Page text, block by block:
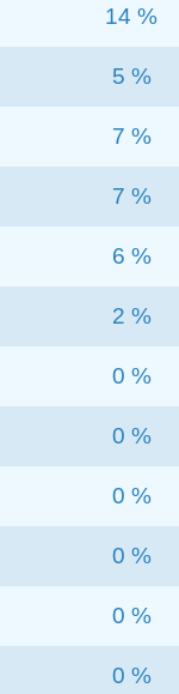
14 %
5 %
7 %
7 %
6 %
2 %
0 %
0 %
0 %
0 %
0 %
0 %